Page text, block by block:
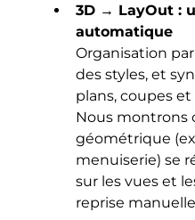
3D → LayOut :
automatique
Organisation
des styles, et
plans, coupes et
Nous
géométrique
menuiserie) se
sur les vues et
reprise